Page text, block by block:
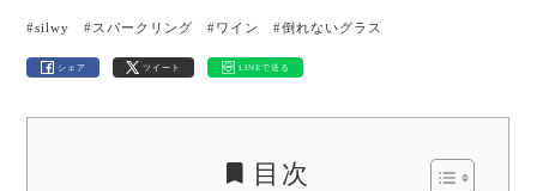
#silwy #スパークリング #ワイン #倒れないグラス
シェア ツイート LINEで送る
目次